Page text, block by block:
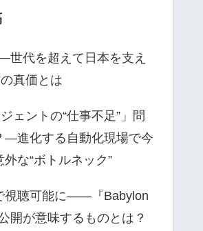
世代を超えて日本を支え
真価とは
ェントの“仕事不足”」問
—進化する自動化現場で今
な“ボトルネック”
視聴可能に――『Babylon
開が意味するものとは？